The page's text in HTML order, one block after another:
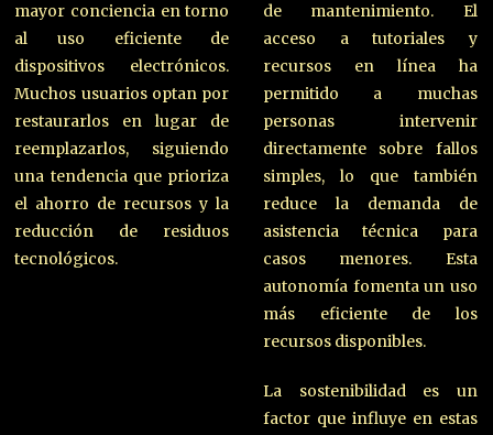
mayor conciencia en torno
al uso eficiente de
dispositivos electrónicos.
Muchos usuarios optan por
restaurarlos en lugar de
reemplazarlos, siguiendo
una tendencia que prioriza
el ahorro de recursos y la
reducción de residuos
tecnológicos.
de mantenimiento. El
acceso a tutoriales y
recursos en línea ha
permitido a muchas
personas intervenir
directamente sobre fallos
simples, lo que también
reduce la demanda de
asistencia técnica para
casos menores. Esta
autonomía fomenta un uso
más eficiente de los
recursos disponibles.
La sostenibilidad es un
factor que influye en estas